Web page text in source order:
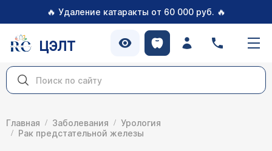
🔥 Удаление катаракты от 60 000 руб. 🔥
ЦЭЛТ
Главная Заболевания
Урология
Рак предстательной железы